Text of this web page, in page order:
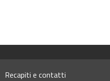
Recapiti e contatti